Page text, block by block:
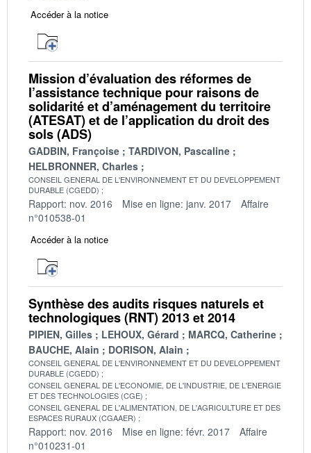
Accéder à la notice
Mission d’évaluation des réformes de
l’assistance technique pour raisons de
solidarité et d’aménagement du territoire
(ATESAT) et de l’application du droit des
sols (ADS)
GADBIN, Françoise
TARDIVON, Pascaline
HELBRONNER, Charles
CONSEIL GENERAL DE L'ENVIRONNEMENT ET DU DEVELOPPEMENT
DURABLE (CGEDD)
Rapport: nov. 2016 Mise en ligne: janv. 2017
Affaire
n°010538-01
Accéder à la notice
Synthèse des audits risques naturels et
technologiques (RNT) 2013 et 2014
PIPIEN, Gilles LEHOUX, Gérard
MARCQ, Catherine
BAUCHE, Alain
DORISON, Alain
CONSEIL GENERAL DE L'ENVIRONNEMENT ET DU DEVELOPPEMENT
DURABLE (CGEDD)
CONSEIL GENERAL DE L'ECONOMIE, DE L'INDUSTRIE, DE L'ENERGIE
ET DES TECHNOLOGIES (CGE)
CONSEIL GENERAL DE L'ALIMENTATION, DE L'AGRICULTURE ET DES
ESPACES RURAUX (CGAAER)
Rapport: nov. 2016 Mise en ligne: févr. 2017
Affaire
n°010231-01